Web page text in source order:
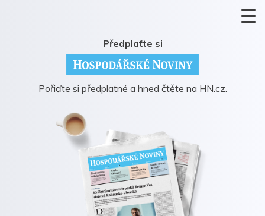
Předplaťte si
Pořiďte si předplatné a hned čtěte na HN.cz.